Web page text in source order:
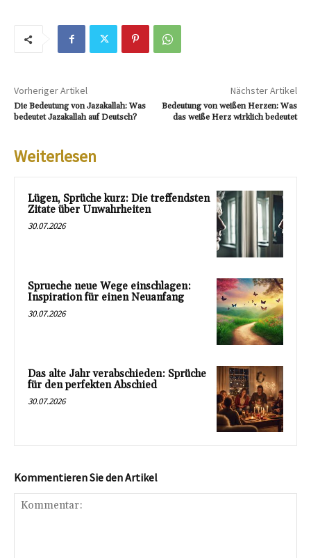
Vorheriger Artikel
Die Bedeutung von Jazakallah: Was
bedeutet Jazakallah auf Deutsch?
Nächster Artikel
Bedeutung von weißen Herzen: Was
das weiße Herz wirklich bedeutet
Weiterlesen
Lügen, Sprüche kurz: Die treffendsten
Zitate über Unwahrheiten
30.07.2026
Sprueche neue Wege einschlagen:
Inspiration für einen Neuanfang
30.07.2026
Das alte Jahr verabschieden: Sprüche
für den perfekten Abschied
30.07.2026
Kommentieren Sie den Artikel